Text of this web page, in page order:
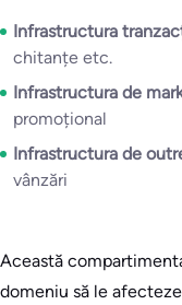
Infrastructura
chitanțe etc.
Infrastructura de
promoțional
Infrastructura de
vânzări
Această
domeniu să le